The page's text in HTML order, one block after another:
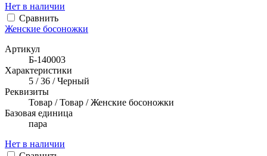
Нет в наличии
Сравнить
Женские босоножки
Артикул
Б-140003
Характеристики
5 / 36 / Черный
Реквизиты
Товар / Товар / Женские босоножки
Базовая единица
пара
Нет в наличии